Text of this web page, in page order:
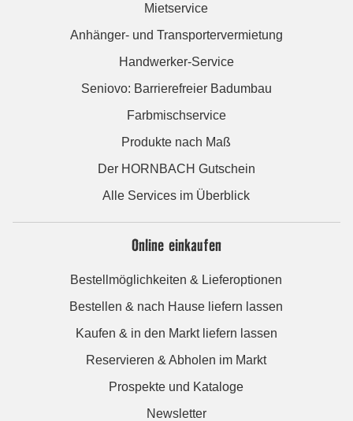
Mietservice
Anhänger- und Transportervermietung
Handwerker-Service
Seniovo: Barrierefreier Badumbau
Farbmischservice
Produkte nach Maß
Der HORNBACH Gutschein
Alle Services im Überblick
Online einkaufen
Bestellmöglichkeiten & Lieferoptionen
Bestellen & nach Hause liefern lassen
Kaufen & in den Markt liefern lassen
Reservieren & Abholen im Markt
Prospekte und Kataloge
Newsletter